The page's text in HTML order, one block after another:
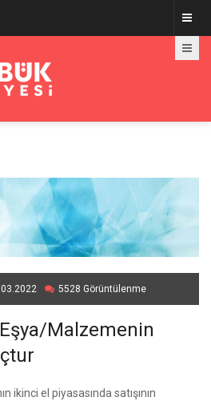
5528 Görüntülenme
Eşya/Malzemenin
ikinci el piyasasında satışının